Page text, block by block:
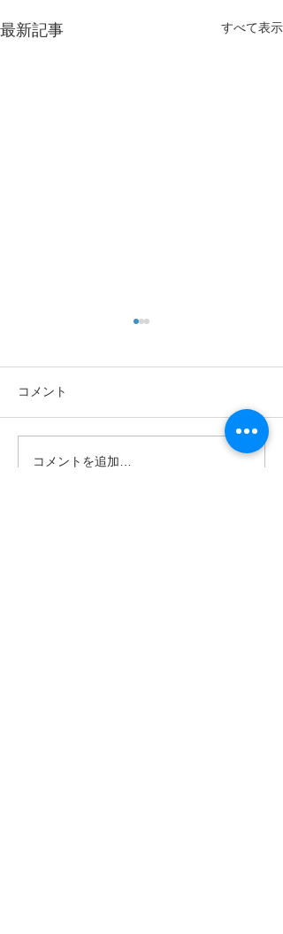
最新記事 すべて表示
令和８年度「一般社団法
コメント
コメントを追加…